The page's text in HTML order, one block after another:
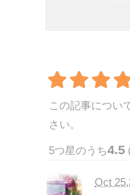
この記事につい
さい。
5つ星のうち4.5
Oct